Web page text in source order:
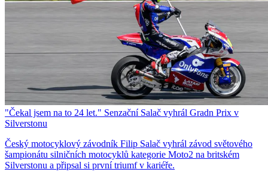
"Čekal jsem na to 24 let." Senzační Salač vyhrál Gradn Prix v
Silverstonu
Český motocyklový závodník Filip Salač vyhrál závod světového
šampionátu silničních motocyklů kategorie Moto2 na britském
Silverstonu a připsal si první triumf v kariéře.